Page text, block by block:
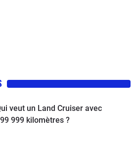
veut un Land Cruiser avec
999 kilomètres ?